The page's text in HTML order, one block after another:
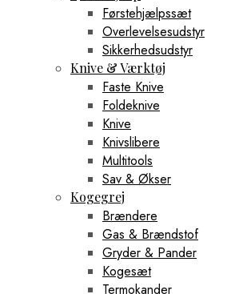
Førstehjælpssæt
Overlevelsesudstyr
Sikkerhedsudstyr
Knive & Værktøj
Faste Knive
Foldeknive
Knive
Knivslibere
Multitools
Sav & Økser
Kogegrej
Brændere
Gas & Brændstof
Gryder & Pander
Kogesæt
Termokander